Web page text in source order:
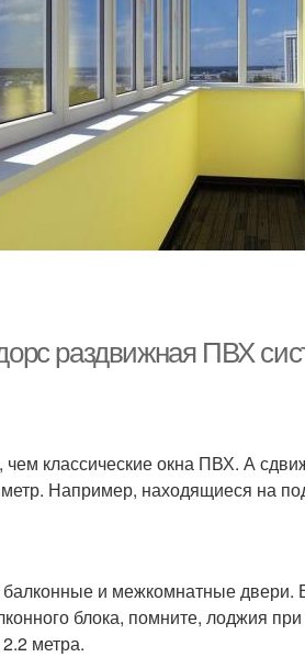
раздвижная ПВХ
классические окна ПВХ. А
Например, находящиеся на
и межкомнатные двери.
блока, помните, лоджия
метра.